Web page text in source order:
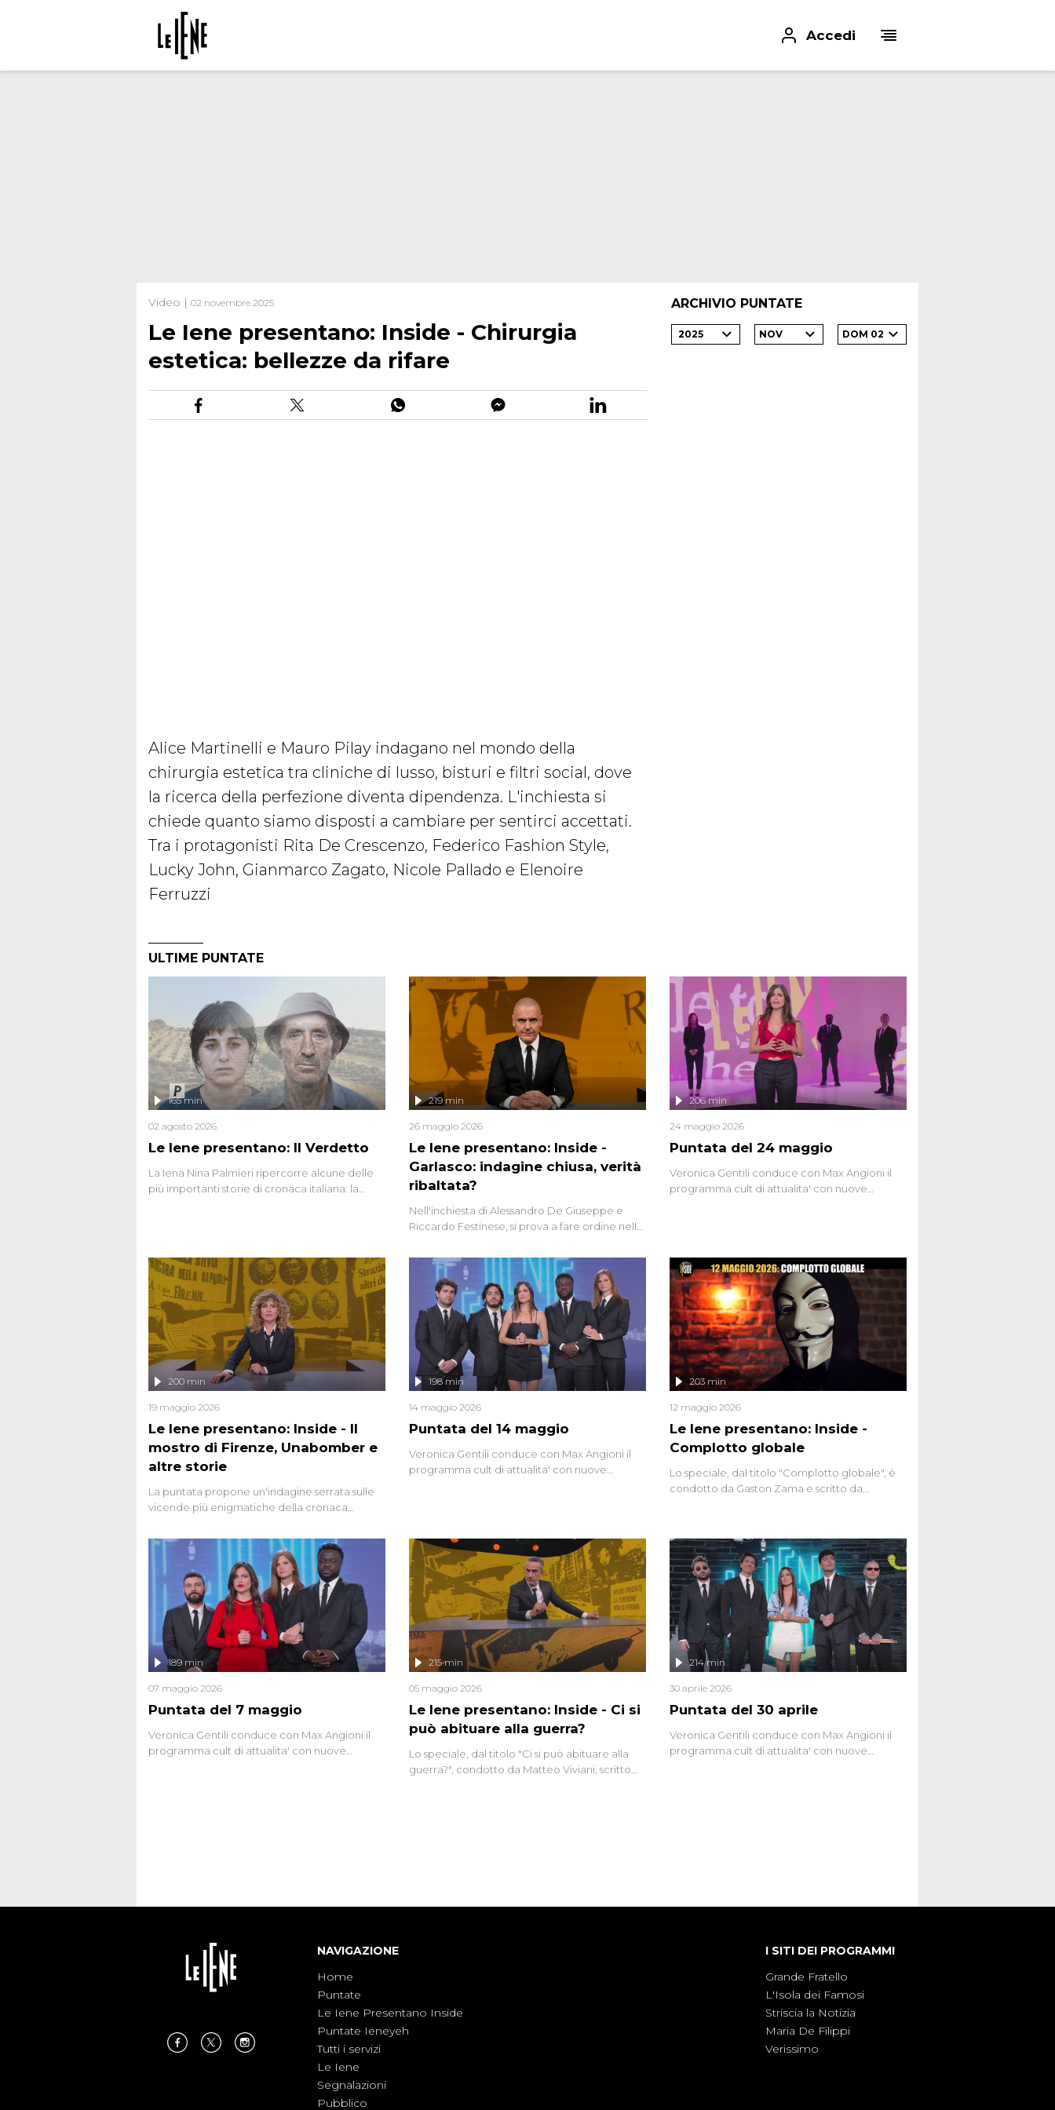
Accedi
Video | 02 novembre 2025
Le Iene presentano: Inside - Chirurgia
estetica: bellezze da rifare
Alice Martinelli e Mauro Pilay indagano nel mondo della
chirurgia estetica tra cliniche di lusso, bisturi e filtri social, dove
la ricerca della perfezione diventa dipendenza. L'inchiesta si
chiede quanto siamo disposti a cambiare per sentirci accettati.
Tra i protagonisti Rita De Crescenzo, Federico Fashion Style,
Lucky John, Gianmarco Zagato, Nicole Pallado e Elenoire
Ferruzzi
ARCHIVIO PUNTATE
2025 NOV DOM 02
ULTIME PUNTATE
Le Iene presentano: Il Verdetto
165 min
02 agosto 2026
La Iena Nina Palmieri ripercorre alcune delle
più importanti storie di cronaca italiana: la
Le Iene presentano: Inside -
Garlasco: indagine chiusa, verità
ribaltata?
219 min
26 maggio 2026
Nell'inchiesta di Alessandro De Giuseppe e
Riccardo Festinese, si prova a fare ordine nella
continuano a emergere attorno a una delle
vicende giudiziarie più discusse degli ultimi
anni. Lo speciale ricostruisce la vicenda
mettendo in fila testimonianze, errori, dettagli
controversi e i protagonisti di un'indagine che
sembra non avere fine.
Puntata del 24 maggio
206 min
24 maggio 2026
Veronica Gentili conduce con Max Angioni il
programma cult di attualita' con nuove
Le Iene presentano: Inside - Il
mostro di Firenze, Unabomber e
altre storie
200 min
19 maggio 2026
La puntata propone un'indagine serrata sulle
vicende più enigmatiche della cronaca
seriale responsabile di decine di attentati tra
gli anni '90 e il 2000 che, inquietantemente,
potrebbe essere ancora in libertà. Lo speciale
affronta inoltre le zone d'ombra sul Mostro di
Firenze, le cui responsabilità appaiono ancora
oggi avvolte in un groviglio di dubbi mai
chiariti. Nel corso dello speciale anche
l'intervista inedita a Olindo Romano, realizzata
ne...
Puntata del 14 maggio
198 min
14 maggio 2026
Veronica Gentili conduce con Max Angioni il
programma cult di attualita' con nuove
Le Iene presentano: Inside -
Complotto globale
203 min
12 maggio 2026
Lo speciale, dal titolo "Complotto globale", è
condotto da Gaston Zama e scritto da
alternative, dei sospetti globali e del
complottismo che negli ultimi anni hanno
invaso social network, talk show, piazze digitali
e immaginario collettivo.
Puntata del 7 maggio
189 min
07 maggio 2026
Veronica Gentili conduce con Max Angioni il
programma cult di attualita' con nuove
Le Iene presentano: Inside - Ci si
può abituare alla guerra?
215 min
05 maggio 2026
Lo speciale, dal titolo "Ci si può abituare alla
guerra?", condotto da Matteo Viviani, scritto
Puntata del 30 aprile
214 min
30 aprile 2026
Veronica Gentili conduce con Max Angioni il
programma cult di attualita' con nuove
NAVIGAZIONE
Home
Puntate
Le Iene Presentano Inside
Puntate Ieneyeh
Tutti i servizi
Le Iene
Segnalazioni
Pubblico
I SITI DEI PROGRAMMI
Grande Fratello
L'Isola dei Famosi
Striscia la Notizia
Maria De Filippi
Verissimo